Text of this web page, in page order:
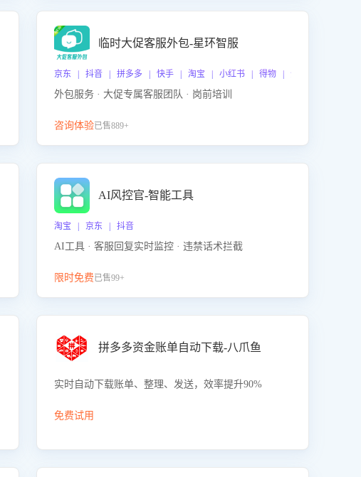
临时大促客服外包-星环智服
京东 | 抖音 | 拼多多 | 快手 | 淘宝 | 小红书 | 得物 | 企业微信
外包服务 · 大促专属客服团队 · 岗前培训
咨询体验已售889+
AI风控官-智能工具
淘宝 | 京东 | 抖音
AI工具 · 客服回复实时监控 · 违禁话术拦截
限时免费已售99+
拼多多资金账单自动下载-八爪鱼
实时自动下载账单、整理、发送，效率提升90%
免费试用